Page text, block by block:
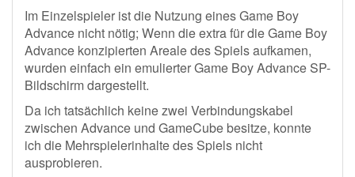
Im Einzelspieler ist die Nutzung eines Game Boy
Advance nicht nötig; Wenn die extra für die Game Boy
Advance konzipierten Areale des Spiels aufkamen,
wurden einfach ein emulierter Game Boy Advance SP-
Bildschirm dargestellt.
Da ich tatsächlich keine zwei Verbindungskabel
zwischen Advance und GameCube besitze, konnte
ich die Mehrspielerinhalte des Spiels nicht
ausprobieren.